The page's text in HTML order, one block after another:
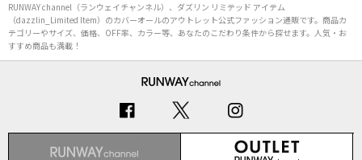
RUNWAY channel（ランウェイチャンネル）、ダズリン リミテッド アイテム
（dazzlin_Limited Item）のカバーオールのアウトレット公式ファッション通販です。商品カ
テゴリーやサイズ、価格、OFF率、カラー等、あなたのこだわり条件から探せます。人気・お
すすめ商品も満載！